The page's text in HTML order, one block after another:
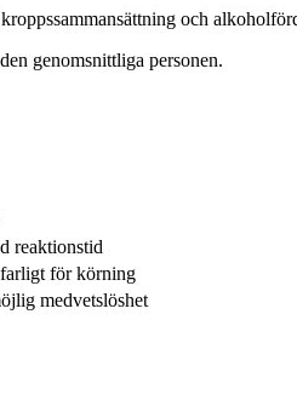
och
genomsnittliga personen.
reaktionstid
för körning
medvetslöshet